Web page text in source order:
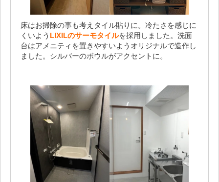
床はお掃除の事も考えタイル貼りに。冷たさを感じに
くいよう LIXILのサーモタイルを採用しました。洗面
台はアメニティを置きやすいようオリジナルで造作し
ました。シルバーのボウルがアクセントに。